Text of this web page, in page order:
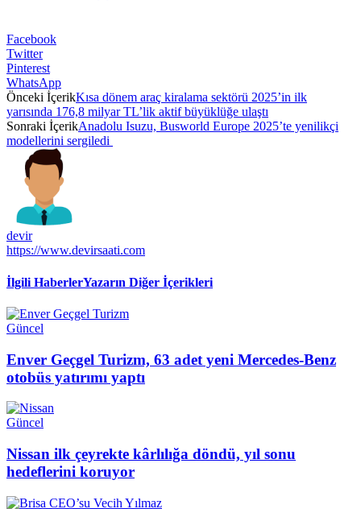
Facebook
Twitter
Pinterest
WhatsApp
Önceki İçerikKısa dönem araç kiralama sektörü 2025’in ilk
yarısında 176,8 milyar TL’lik aktif büyüklüğe ulaştı
Sonraki İçerikAnadolu Isuzu, Busworld Europe 2025’te yenilikçi
modellerini sergiledi
devir
https://www.devirsaati.com
İlgili HaberlerYazarın Diğer İçerikleri
Güncel
Enver Geçgel Turizm, 63 adet yeni Mercedes-Benz
otobüs yatırımı yaptı
Güncel
Nissan ilk çeyrekte kârlılığa döndü, yıl sonu
hedeflerini koruyor